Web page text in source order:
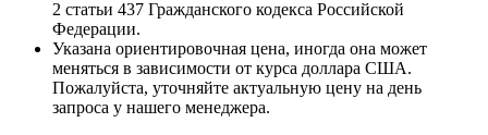
2 статьи 437 Гражданского кодекса Российской
Федерации.
Указана ориентировочная цена, иногда она может
меняться в зависимости от курса доллара США.
Пожалуйста, уточняйте актуальную цену на день
запроса у нашего менеджера.